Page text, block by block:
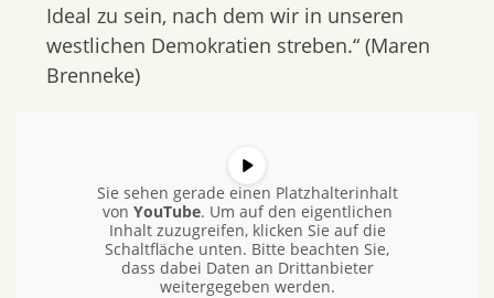
Ideal zu sein, nach dem wir in unseren
westlichen Demokratien streben.“ (Maren
Brenneke)
Sie sehen gerade einen Platzhalterinhalt
von YouTube. Um auf den eigentlichen
Inhalt zuzugreifen, klicken Sie auf die
Schaltfläche unten. Bitte beachten Sie,
dass dabei Daten an Drittanbieter
weitergegeben werden.